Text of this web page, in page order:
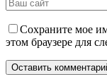
Сохраните мое
этом браузере для